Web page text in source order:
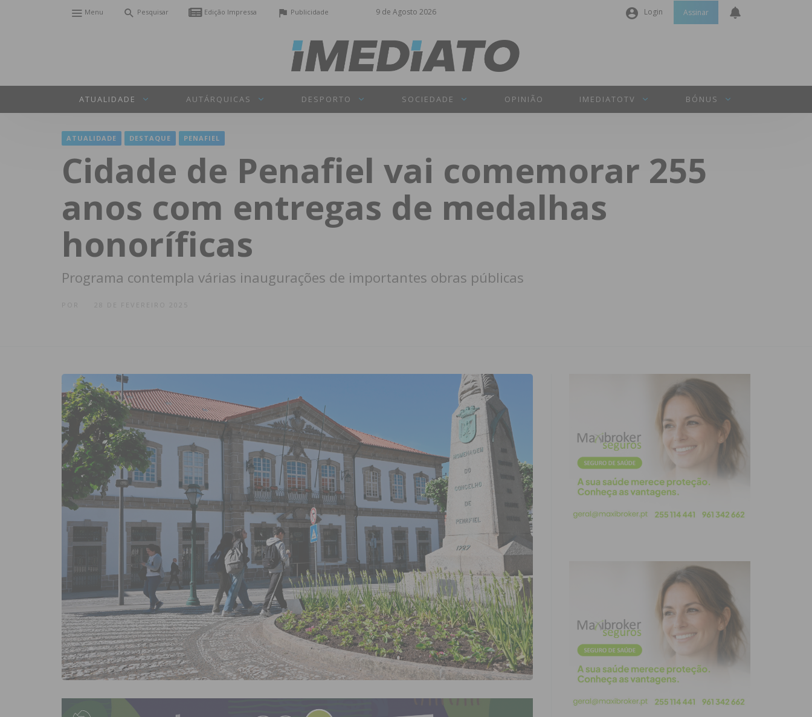
9 de Agosto 2026
Menu Pesquisar Edição Impressa Publicidade Login
Senha
INICIAR SESSÃO
Assinar
ATUALIDADE AUTÁRQUICAS DESPORTO SOCIEDADE OPINIÃO IMEDIATOTV BÓNUS
ATUALIDADE DESTAQUE PENAFIEL
Cidade de Penafiel vai comemorar 255
anos com entregas de medalhas
honoríficas
Programa contempla várias inaugurações de importantes obras públicas